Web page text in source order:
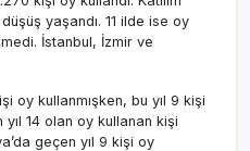
yaşandı. 11 ilde ise oy
İstanbul, İzmir ve
oy kullanmışken, bu yıl 9 kişi
yıl 14 olan oy kullanan kişi
geçen yıl 9 kişi oy